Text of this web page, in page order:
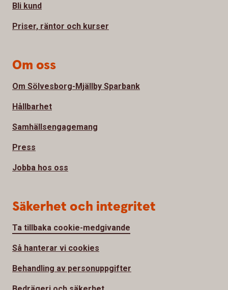
Bli kund
Priser, räntor och kurser
Om oss
Om Sölvesborg-Mjällby Sparbank
Hållbarhet
Samhällsengagemang
Press
Jobba hos oss
Säkerhet och integritet
Ta tillbaka cookie-medgivande
Så hanterar vi cookies
Behandling av personuppgifter